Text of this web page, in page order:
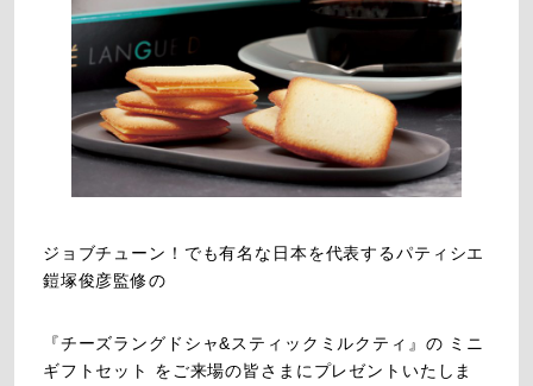
ジョブチューン！でも有名な日本を代表するパティシエ
鎧塚俊彦監修の
『チーズラングドシャ&スティックミルクティ』の ミニ
ギフトセット をご来場の皆さまにプレゼントいたしま